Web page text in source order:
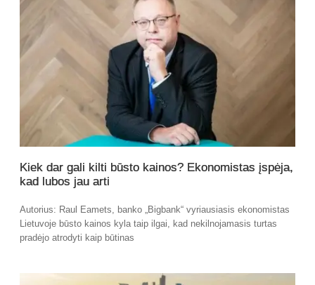
Kiek dar gali kilti būsto kainos? Ekonomistas įspėja,
kad lubos jau arti
Autorius: Raul Eamets, banko „Bigbank“ vyriausiasis ekonomistas
Lietuvoje būsto kainos kyla taip ilgai, kad nekilnojamasis turtas
pradėjo atrodyti kaip būtinas